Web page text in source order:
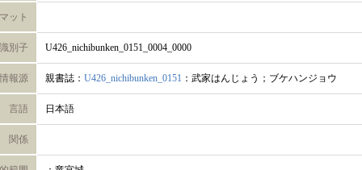
ット
別子 U426_nichibunken_0151_0004_0000
情報源 親書誌： U426_nichibunken_0151 ：武家はんじょう；ブケハンジョウ
言語 日本語
関係